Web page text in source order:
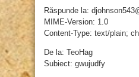
Răspunde la:
MIME-Version: 1.0
Content-Type: text/plain;
De la: TeoHag
Subiect: gwujudfy